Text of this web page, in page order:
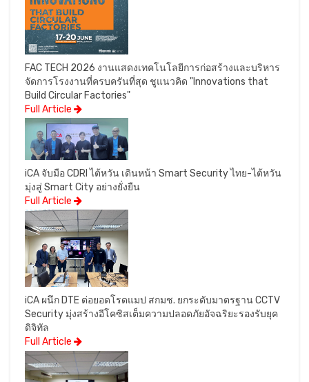
FAC TECH 2026 งานแสดงเทคโนโลยีการก่อสร้างและบริหาร
จัดการโรงงานที่ครบครันที่สุด ชูแนวคิด "Innovations that
Build Circular Factories"
Full Article
iCA จับมือ CDRI ไต้หวัน เดินหน้า Smart Security ไทย-ไต้หวัน
มุ่งสู่ Smart City อย่างยั่งยืน
Full Article
iCA ผนึก DTE ต่อยอดโรดแมป สกมช. ยกระดับมาตรฐาน CCTV
Security มุ่งสร้างอีโคซิสเต็มความปลอดภัยอัจฉริยะรองรับยุค
ดิจิทัล
Full Article